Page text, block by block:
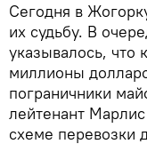
Сегодня в
их судьбу. В
указывалось, что
миллионы
пограничники
лейтенант
схеме перевозки